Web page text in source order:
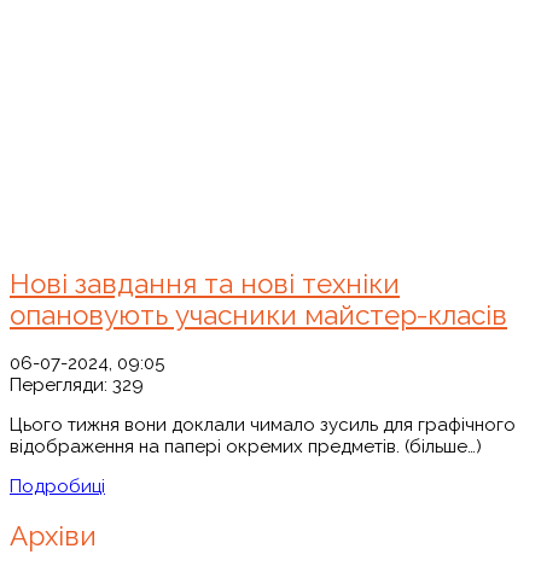
Нові завдання та нові техніки
опановують учасники майстер-класів
06-07-2024, 09:05
Перегляди: 329
Цього тижня вони доклали чимало зусиль для графічного
відображення на папері окремих предметів. (більше…)
Подробиці
Архіви